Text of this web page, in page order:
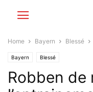
Home Bayern Blessé
Bayern Blessé
Robben de